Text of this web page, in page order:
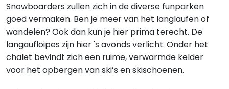
Snowboarders zullen zich in de diverse funparken
goed vermaken. Ben je meer van het langlaufen of
wandelen? Ook dan kun je hier prima terecht. De
langaufloipes zijn hier 's avonds verlicht. Onder het
chalet bevindt zich een ruime, verwarmde kelder
voor het opbergen van ski’s en skischoenen.